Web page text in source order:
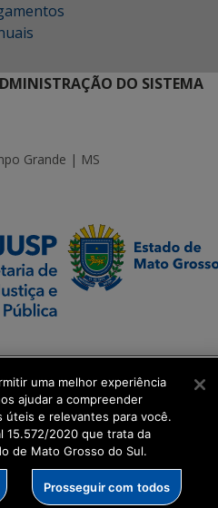
DO SISTEMA
Grande | MS
uma melhor experiência
ajudar a compreender
úteis e relevantes para você.
15.572/2020 que trata da
de Mato Grosso do Sul.
Prosseguir com todos